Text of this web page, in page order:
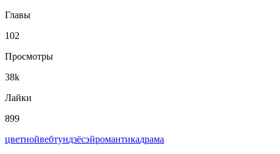
Главы
102
Просмотры
38k
Лайки
899
цветнойвeбтундзёсэйромантикадрама